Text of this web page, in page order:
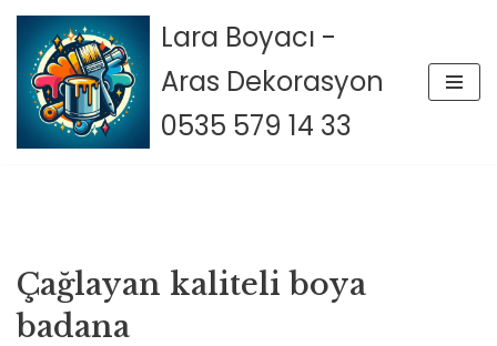
İçeriğe
geç
Lara Boyacı -
Aras Dekorasyon
0535 579 14 33
Çağlayan kaliteli boya
badana